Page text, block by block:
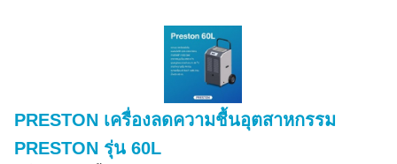
PRESTON เครื่องลดความชื้นอุตสาหกรรม
PRESTON รุ่น 60L